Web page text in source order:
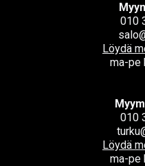
010
Löydä
ma-pe
010
Löydä
ma-pe